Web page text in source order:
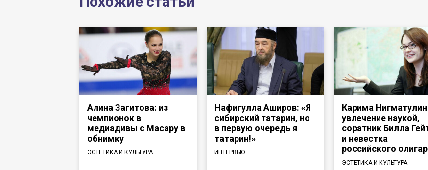
Алина Загитова: из
чемпионок в
медиадивы с Масару в
обнимку
ЭСТЕТИКА И КУЛЬТУРА
Нафигулла Аширов: «Я
сибирский татарин, но
в первую очередь я
татарин!»
ИНТЕРВЬЮ
Карима
увлечение наукой,
соратник Билла
и невестка
российского
ЭСТЕТИКА И КУЛЬТУРА